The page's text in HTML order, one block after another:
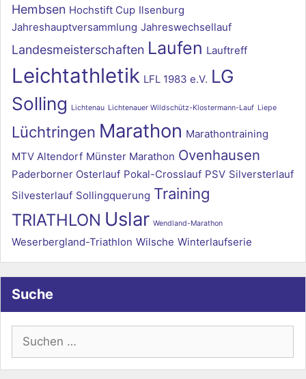
Hembsen Hochstift Cup Ilsenburg
Jahreshauptversammlung Jahreswechsellauf
Landesmeisterschaften Laufen Lauftreff
Leichtathletik LFL 1983 e.V. LG
Solling
Lichtenau Lichtenauer Wildschütz-Klostermann-Lauf Liepe
Lüchtringen Marathon Marathontraining
MTV Altendorf Münster Marathon Ovenhausen
Paderborner Osterlauf Pokal-Crosslauf PSV Silversterlauf
Silvesterlauf Sollingquerung Training
TRIATHLON Uslar Wendland-Marathon
Weserbergland-Triathlon Wilsche Winterlaufserie
Suche
Suchen
nach: